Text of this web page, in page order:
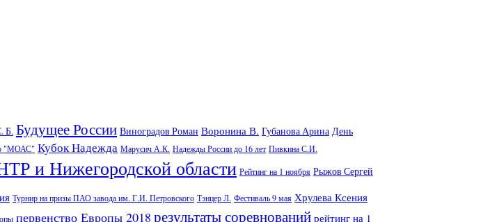
Б. Будущее России Виноградов Роман Воронина В. Губанова Арина День
"МОАС" Кубок Надежда Марусич А.К. Надежды России до 16 лет Пивкина С.И.
и Нижегородской области Рейтинг на 1 ноября Рыжов Сергей
Турнир на призы ПАО завода им. Г.И. Петровского Тэнцер Л. Фестиваль 9 мая Хрулева Ксения
первенство Европы 2018 результаты соревнований рейтинг на 1